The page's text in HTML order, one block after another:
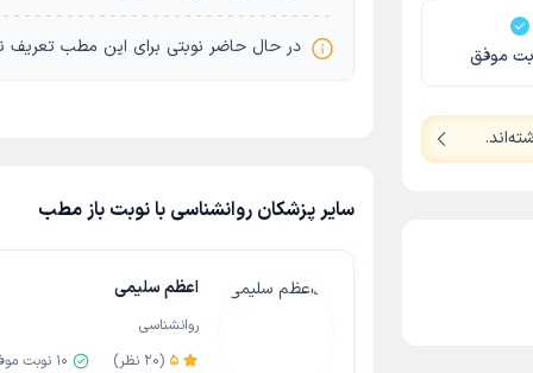
موفق
.
در حال حاضر نوبتی برای این مطب تعریف
سایر پزشکان روانشناسی با نوبت باز مطب
اعظم سلیمی
روانشناسی
5
(
20 نظر) 10 نوبت